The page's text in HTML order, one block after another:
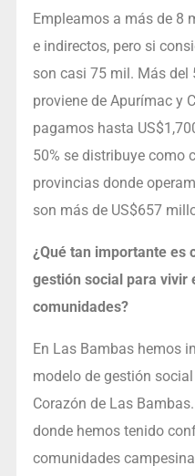
Empleamos a más de 8
e indirectos, pero si
son casi 75 mil. Más del
proviene de Apurímac y
pagamos hasta
50% se distribuye como
provincias donde
son más de US$657
¿Qué tan importante es
gestión social para vivir
comunidades?
En Las Bambas hemos
modelo de gestión
Corazón de Las
donde hemos tenido
comunidades